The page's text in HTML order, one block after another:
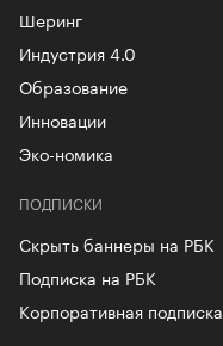
Шеринг
Индустрия 4.0
Образование
Инновации
Эко-номика
ПОДПИСКИ
Скрыть баннеры на РБК
Подписка на РБК
Корпоративная подписка